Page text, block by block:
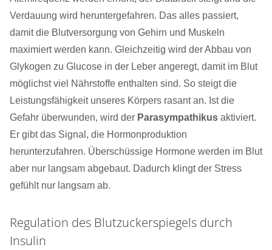
Verdauung wird heruntergefahren. Das alles passiert,
damit die Blutversorgung von Gehirn und Muskeln
maximiert werden kann. Gleichzeitig wird der Abbau von
Glykogen zu Glucose in der Leber angeregt, damit im Blut
möglichst viel Nährstoffe enthalten sind. So steigt die
Leistungsfähigkeit unseres Körpers rasant an. Ist die
Gefahr überwunden, wird der Parasympathikus aktiviert.
Er gibt das Signal, die Hormonproduktion
herunterzufahren. Überschüssige Hormone werden im Blut
aber nur langsam abgebaut. Dadurch klingt der Stress
gefühlt nur langsam ab.
Regulation des Blutzuckerspiegels durch
Insulin